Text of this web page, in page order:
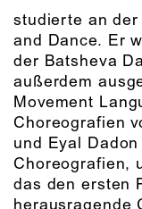
studierte an
and Dance. Er
der Batsheva
außerdem
Movement
Choreografien
und Eyal
Choreografien,
das den ersten